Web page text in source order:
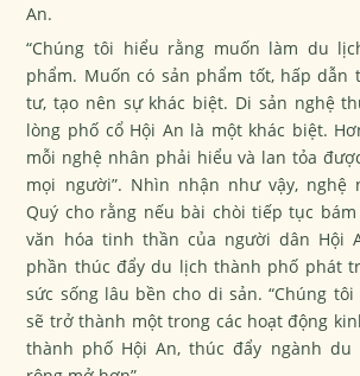
An.
“Chúng tôi hiểu rằng muốn làm du
phẩm. Muốn có sản phẩm tốt, hấp dẫn
tư, tạo nên sự khác biệt. Di sản nghệ
lòng phố cổ Hội An là một khác biệt.
mỗi nghệ nhân phải hiểu và lan tỏa
mọi người”. Nhìn nhận như vậy, nghệ
Quý cho rằng nếu bài chòi tiếp tục
văn hóa tinh thần của người dân Hội
phần thúc đẩy du lịch thành phố phát
sức sống lâu bền cho di sản. “Chúng
sẽ trở thành một trong các hoạt động
thành phố Hội An, thúc đẩy ngành